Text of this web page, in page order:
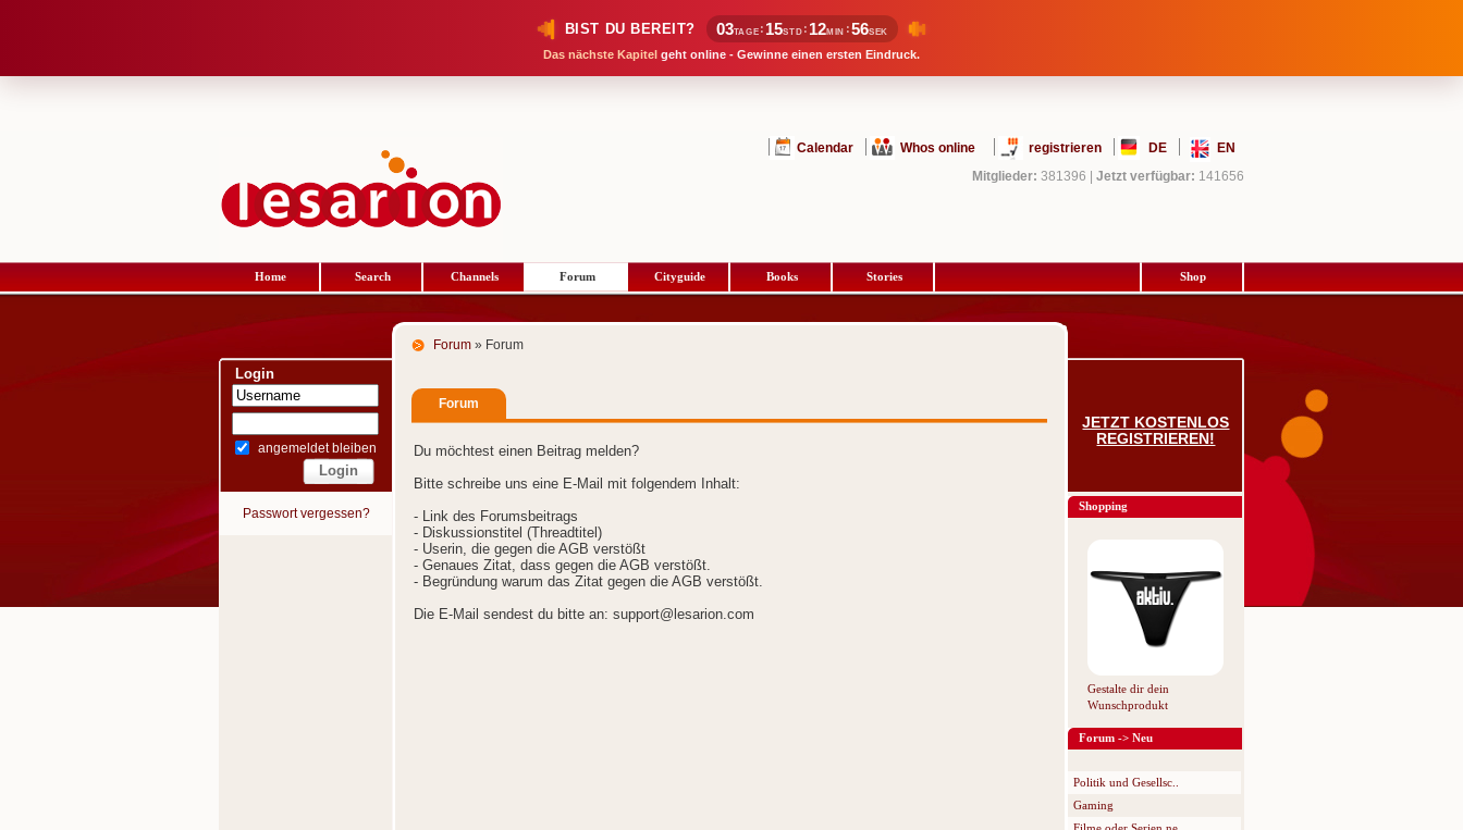
BIST DU BEREIT? 03TAGE : 15STD : 12MIN :55SEK
Das nächste Kapitel geht online - Gewinne einen ersten Eindruck.
Calendar Whos online registrieren DE
EN
Mitglieder: 381396 Jetzt verfügbar: 141656
Home Search Channels Forum Cityguide Books Stories Shop
Login
angemeldet bleiben
Passwort vergessen?
Forum » Forum
Forum
Du möchtest einen Beitrag melden?
Bitte schreibe uns eine E-Mail mit folgendem Inhalt:
- Link des Forumsbeitrags
- Diskussionstitel (Threadtitel)
- Userin, die gegen die AGB verstößt
- Genaues Zitat, dass gegen die AGB verstößt.
- Begründung warum das Zitat gegen die AGB verstößt.
Die E-Mail sendest du bitte an: support@lesarion.com
JETZT KOSTENLOS
REGISTRIEREN!
Shopping
Gestalte dir dein
Wunschprodukt
Forum -> Neu
Politik und Gesellsc..
Gaming